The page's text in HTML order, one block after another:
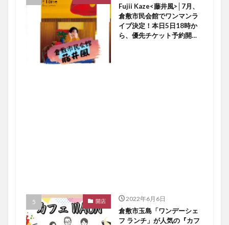
Fujii Kaze<藤井風>│7月、
倉敷市民会館でワンマンラ
イブ決定！本日5日18時か
ら、優先チケット予約開始
開店 2022年6月6日
倉敷市玉島「ワンデーシェ
フ ランチ」が人気の『カフ